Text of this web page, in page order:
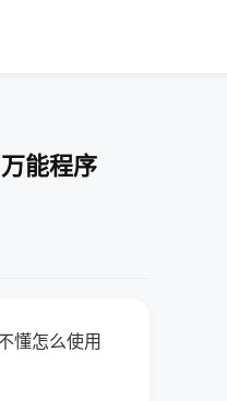
能程序
懂怎么使用